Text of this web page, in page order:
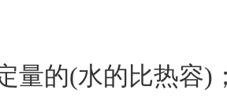
量的(水的比热容)